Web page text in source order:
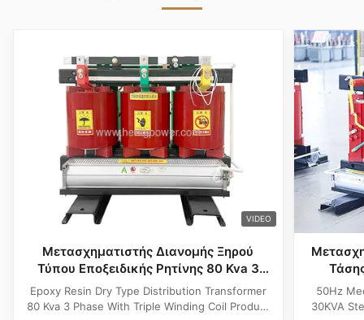
VIDEO
Μετασχηματιστής Διανομής Ξηρού
Τύπου Εποξειδικής Ρητίνης 80 Kva 3
Φάσεων με Πηνίο Τριπλής Ελίκωσης
Epoxy Resin Dry Type Distribution Transformer
80 Kva 3 Phase With Triple Winding Coil Product
50Hz
30KVA